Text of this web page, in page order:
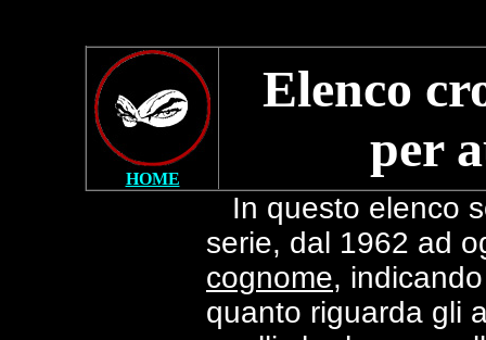
HOME
Elenco
per
In questo elenco
serie, dal 1962 ad
cognome,
quanto riguarda gli